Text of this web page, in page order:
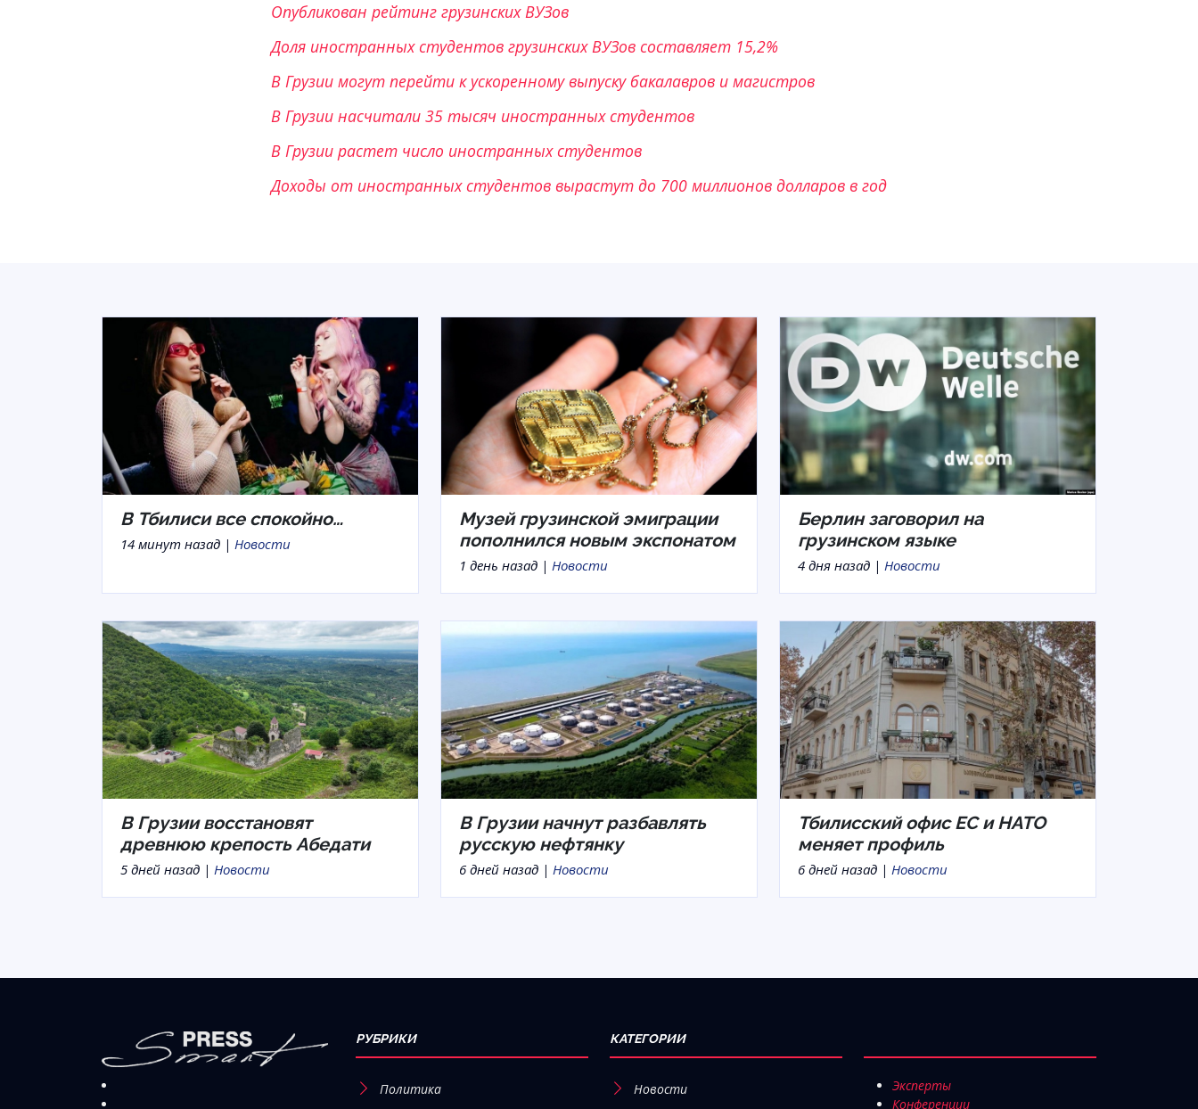
Опубликован рейтинг грузинских ВУЗов
Доля иностранных студентов грузинских ВУЗов составляет 15,2%
В Грузии могут перейти к ускоренному выпуску бакалавров и магистров
В Грузии насчитали 35 тысяч иностранных студентов
В Грузии растет число иностранных студентов
Доходы от иностранных студентов вырастут до 700 миллионов долларов в год
В Тбилиси все спокойно…
14 минут назад | Новости
Музей грузинской эмиграции
пополнился новым экспонатом
1 день назад | Новости
Берлин заговорил на
грузинском языке
4 дня назад | Новости
В Грузии восстановят
древнюю крепость Абедати
5 дней назад | Новости
В Грузии начнут разбавлять
русскую нефтянку
6 дней назад | Новости
Тбилисский офис ЕС и НАТО
меняет профиль
6 дней назад | Новости
РУБРИКИ
Политика
КАТЕГОРИИ
Новости
Эксперты
Конференции